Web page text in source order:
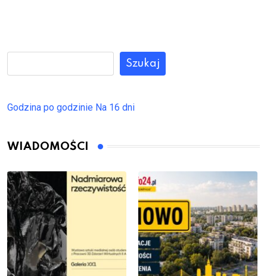
Szukaj
Godzina po godzinie Na 16 dni
WIADOMOŚCI